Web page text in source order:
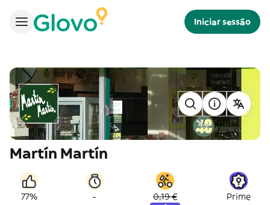
Iniciar sessão
Martín Martín
77% - 0,19 € Prime